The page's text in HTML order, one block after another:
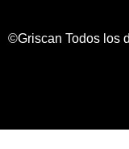
©Griscan Todos los